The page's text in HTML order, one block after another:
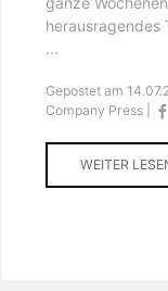
...
Gepostet am
Company Press |
WEITER